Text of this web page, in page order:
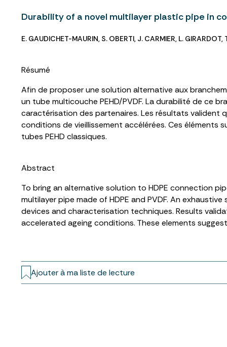
Durability of a novel multilayer plastic pipe in
E. GAUDICHET-MAURIN, S. OBERTI, J. CARMIER, L. GIRARDOT,
Résumé
Afin de proposer une solution alternative aux
un tube multicouche PEHD/PVDF. La durabilité de ce
caractérisation des partenaires. Les résultats valident
conditions de vieillissement accélérées. Ces éléments
tubes PEHD classiques.
Abstract
To bring an alternative solution to HDPE connection
multilayer pipe made of HDPE and PVDF. An
devices and characterisation techniques. Results
accelerated ageing conditions. These elements
Ajouter à ma liste de lecture